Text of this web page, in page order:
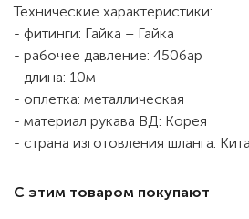
Технические характеристики:
- фитинги: Гайка – Гайка
- рабочее давление: 450бар
- длина: 10м
- оплетка: металлическая
- материал рукава ВД: Корея
- страна изготовления шланга:
С этим товаром покупают